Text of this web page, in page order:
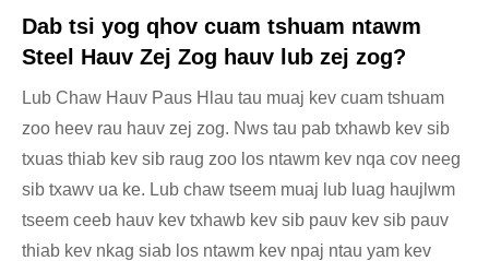
Dab tsi yog qhov cuam tshuam ntawm
Steel Hauv Zej Zog hauv lub zej zog?
Lub Chaw Hauv Paus Hlau tau muaj kev cuam tshuam
zoo heev rau hauv zej zog. Nws tau pab txhawb kev sib
txuas thiab kev sib raug zoo los ntawm kev nqa cov neeg
sib txawv ua ke. Lub chaw tseem muaj lub luag haujlwm
tseem ceeb hauv kev txhawb kev sib pauv kev sib pauv
thiab kev nkag siab los ntawm kev npaj ntau yam kev